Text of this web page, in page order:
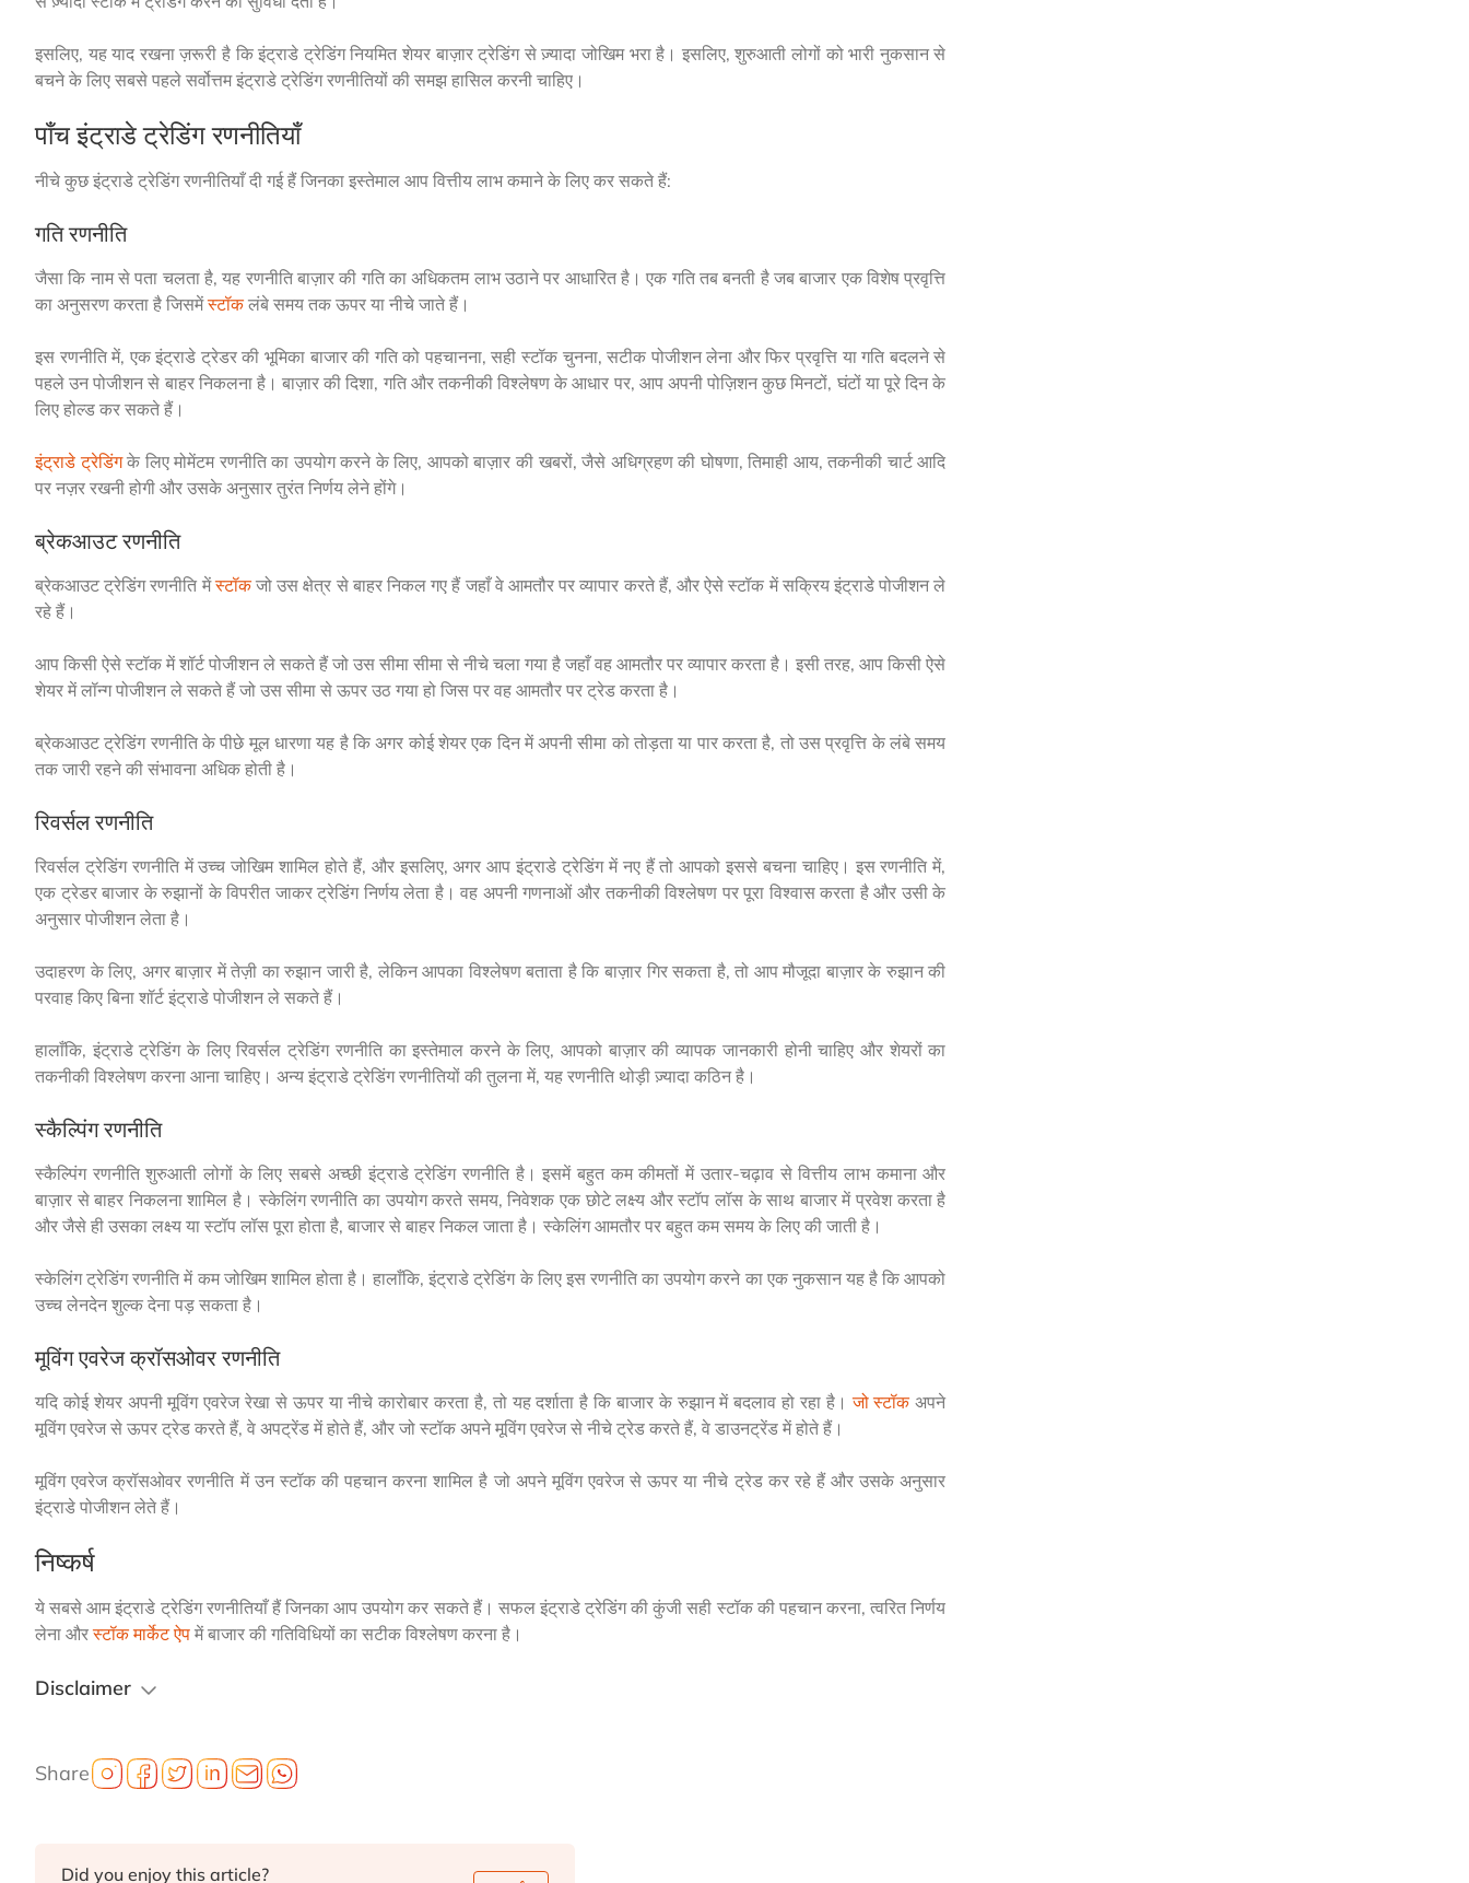
इसलिए, यह याद रखना ज़रूरी है कि इंट्राडे ट्रेडिंग नियमित शेयर बाज़ार ट्रेडिंग से ज़्यादा जोखिम भरा है। इसलिए, शुरुआती लोगों को भारी नुकसान से
बचने के लिए सबसे पहले सर्वोत्तम इंट्राडे ट्रेडिंग रणनीतियों की समझ हासिल करनी चाहिए।
पाँच इंट्राडे ट्रेडिंग रणनीतियाँ
नीचे कुछ इंट्राडे ट्रेडिंग रणनीतियाँ दी गई हैं जिनका इस्तेमाल आप वित्तीय लाभ कमाने के लिए कर सकते हैं:
गति रणनीति
जैसा कि नाम से पता चलता है, यह रणनीति बाज़ार की गति का अधिकतम लाभ उठाने पर आधारित है। एक गति तब बनती है जब बाजार एक विशेष प्रवृत्ति
का अनुसरण करता है जिसमेंस्टॉकलंबे समय तक ऊपर या नीचे जाते हैं।
इस रणनीति में, एक इंट्राडे ट्रेडर की भूमिका बाजार की गति को पहचानना, सही स्टॉक चुनना, सटीक पोजीशन लेना और फिर प्रवृत्ति या गति बदलने से
पहले उन पोजीशन से बाहर निकलना है। बाज़ार की दिशा, गति और तकनीकी विश्लेषण के आधार पर, आप अपनी पोज़िशन कुछ मिनटों, घंटों या पूरे दिन के
लिए होल्ड कर सकते हैं।
इंट्राडे ट्रेडिंगके लिए मोमेंटम रणनीति का उपयोग करने के लिए, आपको बाज़ार की खबरों, जैसे अधिग्रहण की घोषणा, तिमाही आय, तकनीकी चार्ट आदि
पर नज़र रखनी होगी और उसके अनुसार तुरंत निर्णय लेने होंगे।
ब्रेकआउट रणनीति
ब्रेकआउट ट्रेडिंग रणनीति मेंस्टॉकजो उस क्षेत्र से बाहर निकल गए हैं जहाँ वे आमतौर पर व्यापार करते हैं, और ऐसे स्टॉक में सक्रिय इंट्राडे पोजीशन ले
रहे हैं।
आप किसी ऐसे स्टॉक में शॉर्ट पोजीशन ले सकते हैं जो उस सीमा सीमा से नीचे चला गया है जहाँ वह आमतौर पर व्यापार करता है। इसी तरह, आप किसी ऐसे
शेयर में लॉन्ग पोजीशन ले सकते हैं जो उस सीमा से ऊपर उठ गया हो जिस पर वह आमतौर पर ट्रेड करता है।
ब्रेकआउट ट्रेडिंग रणनीति के पीछे मूल धारणा यह है कि अगर कोई शेयर एक दिन में अपनी सीमा को तोड़ता या पार करता है, तो उस प्रवृत्ति के लंबे समय
तक जारी रहने की संभावना अधिक होती है।
रिवर्सल रणनीति
रिवर्सल ट्रेडिंग रणनीति में उच्च जोखिम शामिल होते हैं, और इसलिए, अगर आप इंट्राडे ट्रेडिंग में नए हैं तो आपको इससे बचना चाहिए। इस रणनीति में,
एक ट्रेडर बाजार के रुझानों के विपरीत जाकर ट्रेडिंग निर्णय लेता है। वह अपनी गणनाओं और तकनीकी विश्लेषण पर पूरा विश्वास करता है और उसी के
अनुसार पोजीशन लेता है।
उदाहरण के लिए, अगर बाज़ार में तेज़ी का रुझान जारी है, लेकिन आपका विश्लेषण बताता है कि बाज़ार गिर सकता है, तो आप मौजूदा बाज़ार के रुझान की
परवाह किए बिना शॉर्ट इंट्राडे पोजीशन ले सकते हैं।
हालाँकि, इंट्राडे ट्रेडिंग के लिए रिवर्सल ट्रेडिंग रणनीति का इस्तेमाल करने के लिए, आपको बाज़ार की व्यापक जानकारी होनी चाहिए और शेयरों का
तकनीकी विश्लेषण करना आना चाहिए। अन्य इंट्राडे ट्रेडिंग रणनीतियों की तुलना में, यह रणनीति थोड़ी ज़्यादा कठिन है।
स्कैल्पिंग रणनीति
स्कैल्पिंग रणनीति शुरुआती लोगों के लिए सबसे अच्छी इंट्राडे ट्रेडिंग रणनीति है। इसमें बहुत कम कीमतों में उतार-चढ़ाव से वित्तीय लाभ कमाना और
बाज़ार से बाहर निकलना शामिल है। स्केलिंग रणनीति का उपयोग करते समय, निवेशक एक छोटे लक्ष्य और स्टॉप लॉस के साथ बाजार में प्रवेश करता है
और जैसे ही उसका लक्ष्य या स्टॉप लॉस पूरा होता है, बाजार से बाहर निकल जाता है। स्केलिंग आमतौर पर बहुत कम समय के लिए की जाती है।
स्केलिंग ट्रेडिंग रणनीति में कम जोखिम शामिल होता है। हालाँकि, इंट्राडे ट्रेडिंग के लिए इस रणनीति का उपयोग करने का एक नुकसान यह है कि आपको
उच्च लेनदेन शुल्क देना पड़ सकता है।
मूविंग एवरेज क्रॉसओवर रणनीति
यदि कोई शेयर अपनी मूविंग एवरेज रेखा से ऊपर या नीचे कारोबार करता है, तो यह दर्शाता है कि बाजार के रुझान में बदलाव हो रहा है।जो स्टॉकअपने
मूविंग एवरेज से ऊपर ट्रेड करते हैं, वे अपट्रेंड में होते हैं, और जो स्टॉक अपने मूविंग एवरेज से नीचे ट्रेड करते हैं, वे डाउनट्रेंड में होते हैं।
मूविंग एवरेज क्रॉसओवर रणनीति में उन स्टॉक की पहचान करना शामिल है जो अपने मूविंग एवरेज से ऊपर या नीचे ट्रेड कर रहे हैं और उसके अनुसार
इंट्राडे पोजीशन लेते हैं।
निष्कर्ष
ये सबसे आम इंट्राडे ट्रेडिंग रणनीतियाँ हैं जिनका आप उपयोग कर सकते हैं। सफल इंट्राडे ट्रेडिंग की कुंजी सही स्टॉक की पहचान करना, त्वरित निर्णय
लेना औरस्टॉक मार्केट ऐप में बाजार की गतिविधियों का सटीक विश्लेषण करना है।
Disclaimer
Share
Did you enjoy this article?